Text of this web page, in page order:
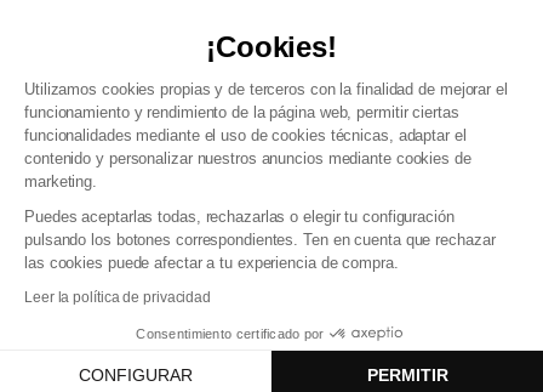
¡Cookies!
Utilizamos cookies propias y de terceros con la finalidad de mejorar el
funcionamiento y rendimiento de la página web, permitir ciertas
funcionalidades mediante el uso de cookies técnicas, adaptar el
contenido y personalizar nuestros anuncios mediante cookies de
marketing.
Puedes aceptarlas todas, rechazarlas o elegir tu configuración
pulsando los botones correspondientes. Ten en cuenta que rechazar
las cookies puede afectar a tu experiencia de compra.
Leer la política de privacidad
Consentimiento certificado por
CONFIGURAR PERMITIR
Política de gestión de datos personales y cookies
Condiciones generales de Venta Profesional
Declaración de accesibilidad